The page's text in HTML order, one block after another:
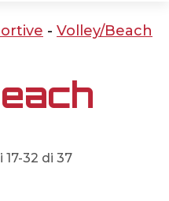
- Volley/Beach
32 di 37